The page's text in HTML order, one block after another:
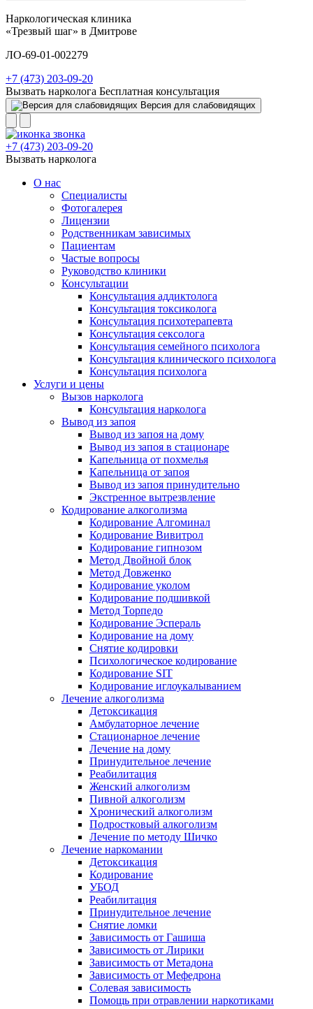
Наркологическая клиника
«Трезвый шаг» в Дмитрове
ЛО-69-01-002279
+7 (473) 203-09-20
Вызвать нарколога Бесплатная консультация
Версия для слабовидящих
+7 (473) 203-09-20
Вызвать нарколога
О нас
Специалисты
Фотогалерея
Лицензии
Родственникам зависимых
Пациентам
Частые вопросы
Руководство клиники
Консультации
Консультация аддиктолога
Консультация токсиколога
Консультация психотерапевта
Консультация сексолога
Консультация семейного психолога
Консультация клинического психолога
Консультация психолога
Услуги и цены
Вызов нарколога
Консультация нарколога
Вывод из запоя
Вывод из запоя на дому
Вывод из запоя в стационаре
Капельница от похмелья
Капельница от запоя
Вывод из запоя принудительно
Экстренное вытрезвление
Кодирование алкоголизма
Кодирование Алгоминал
Кодирование Вивитрол
Кодирование гипнозом
Метод Двойной блок
Метод Довженко
Кодирование уколом
Кодирование подшивкой
Метод Торпедо
Кодирование Эспераль
Кодирование на дому
Снятие кодировки
Психологическое кодирование
Кодирование SIT
Кодирование иглоукалыванием
Лечение алкоголизма
Детоксикация
Амбулаторное лечение
Стационарное лечение
Лечение на дому
Принудительное лечение
Реабилитация
Женский алкоголизм
Пивной алкоголизм
Хронический алкоголизм
Подростковый алкоголизм
Лечение по методу Шичко
Лечение наркомании
Детоксикация
Кодирование
УБОД
Реабилитация
Принудительное лечение
Снятие ломки
Зависимость от Гашиша
Зависимость от Лирики
Зависимость от Метадона
Зависимость от Мефедрона
Солевая зависимость
Помощь при отравлении наркотиками